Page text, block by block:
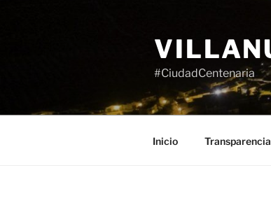
#CiudadCentenaria
Inicio Transparencia